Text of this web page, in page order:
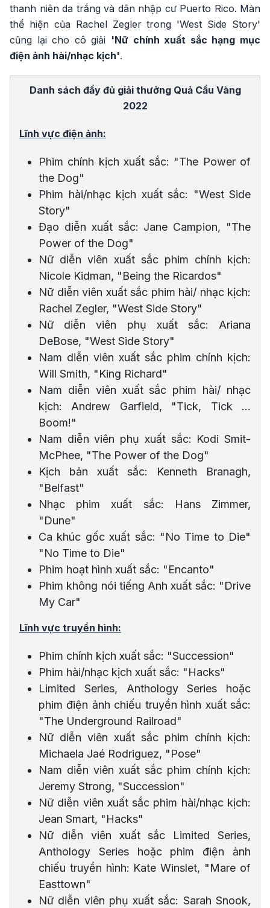
thanh niên da trắng và dân nhập cư Puerto Rico. Màn
thể hiện của Rachel Zegler trong 'West Side Story'
cũng lại cho cô giải 'Nữ chính xuất sắc hạng mục
điện ảnh hài/nhạc kịch'.
Danh sách đầy đủ giải thưởng Quả Cầu Vàng
2022
Lĩnh vực điện ảnh:
Phim chính kịch xuất sắc: "The Power of
the Dog"
Phim hài/nhạc kịch xuất sắc: "West Side
Story"
Đạo diễn xuất sắc: Jane Campion, "The
Power of the Dog"
Nữ diễn viên xuất sắc phim chính kịch:
Nicole Kidman, "Being the Ricardos"
Nữ diễn viên xuất sắc phim hài/ nhạc kịch:
Rachel Zegler, "West Side Story"
Nữ diễn viên phụ xuất sắc: Ariana
DeBose, "West Side Story"
Nam diễn viên xuất sắc phim chính kịch:
Will Smith, "King Richard"
Nam diễn viên xuất sắc phim hài/ nhạc
kịch: Andrew Garfield, "Tick, Tick ...
Boom!"
Nam diễn viên phụ xuất sắc: Kodi Smit-
McPhee, "The Power of the Dog"
Kịch bản xuất sắc: Kenneth Branagh,
"Belfast"
Nhạc phim xuất sắc: Hans Zimmer,
"Dune"
Ca khúc gốc xuất sắc: "No Time to Die"
"No Time to Die"
Phim hoạt hình xuất sắc: "Encanto"
Phim không nói tiếng Anh xuất sắc: "Drive
My Car"
Lĩnh vực truyền hình:
Phim chính kịch xuất sắc: "Succession"
Phim hài/nhạc kịch xuất sắc: "Hacks"
Limited Series, Anthology Series hoặc
phim điện ảnh chiếu truyền hình xuất sắc:
"The Underground Railroad"
Nữ diễn viên xuất sắc phim chính kịch:
Michaela Jaé Rodriguez, "Pose"
Nam diễn viên xuất sắc phim chính kịch:
Jeremy Strong, "Succession"
Nữ diễn viên xuất sắc phim hài/nhạc kịch:
Jean Smart, "Hacks"
Nữ diễn viên xuất sắc Limited Series,
Anthology Series hoặc phim điện ảnh
chiếu truyền hình: Kate Winslet, "Mare of
Easttown"
Nữ diễn viên phụ xuất sắc: Sarah Snook,